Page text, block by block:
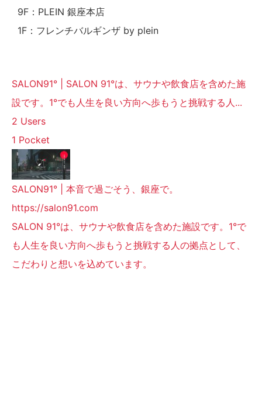
9F：PLEIN 銀座本店
1F：フレンチバルギンザ by plein
SALON91° | SALON 91°は、サウナや飲食店を含めた施
設です。1°でも人生を良い方向へ歩もうと挑戦する人...
2 Users
1 Pocket
SALON91° | 本音で過ごそう、銀座で。
https://salon91.com
SALON 91°は、サウナや飲食店を含めた施設です。1°で
も人生を良い方向へ歩もうと挑戦する人の拠点として、
こだわりと想いを込めています。